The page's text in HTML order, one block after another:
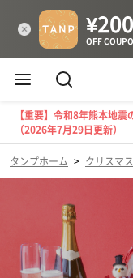
【重要】令和8年熊本地
（2026年7月29日更新）
タンプホーム > クリスマ